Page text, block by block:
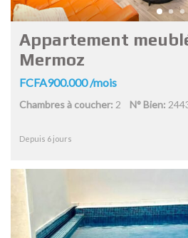
Appartement
Mermoz
FCFA900.000 /mois
Chambres à coucher: 2 N° Bien:
Depuis 6 jours